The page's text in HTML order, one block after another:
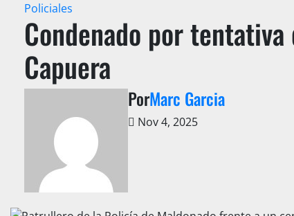
Policiales
Condenado por
Capuera
PorMarc Garcia
Nov 4, 2025